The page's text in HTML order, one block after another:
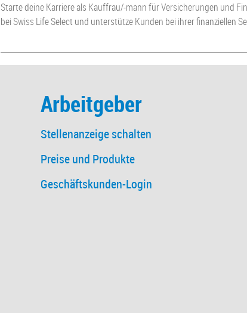
Starte deine Karriere als Kauffrau/-mann für Versicherungen und
bei Swiss Life Select und unterstütze Kunden bei ihrer finanziellen
Arbeitgeber
Stellenanzeige schalten
Preise und Produkte
Geschäftskunden-Login